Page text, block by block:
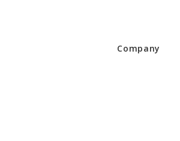
Company